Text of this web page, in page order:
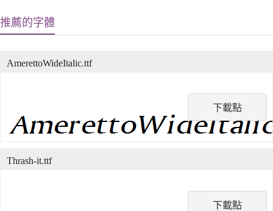
推薦的字體
下載點
AmerettoWideItalic.ttf
下載點
Thrash-it.ttf